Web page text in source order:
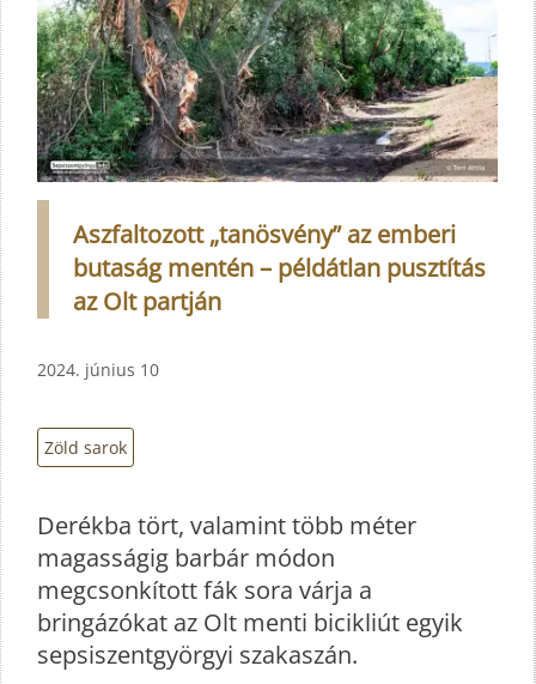
Aszfaltozott „tanösvény” az emberi
butaság mentén – példátlan pusztítás
az Olt partján
2024. június 10
Zöld sarok
Derékba tört, valamint több méter
magasságig barbár módon
megcsonkított fák sora várja a
bringázókat az Olt menti bicikliút egyik
sepsiszentgyörgyi szakaszán.